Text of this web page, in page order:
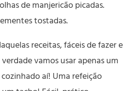
de manjericão picadas.
tostadas.
receitas, fáceis de fazer e
vamos usar apenas um
aí! Uma refeição